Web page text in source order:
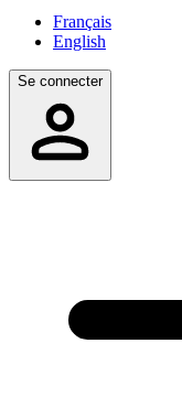
Français
English
Se connecter